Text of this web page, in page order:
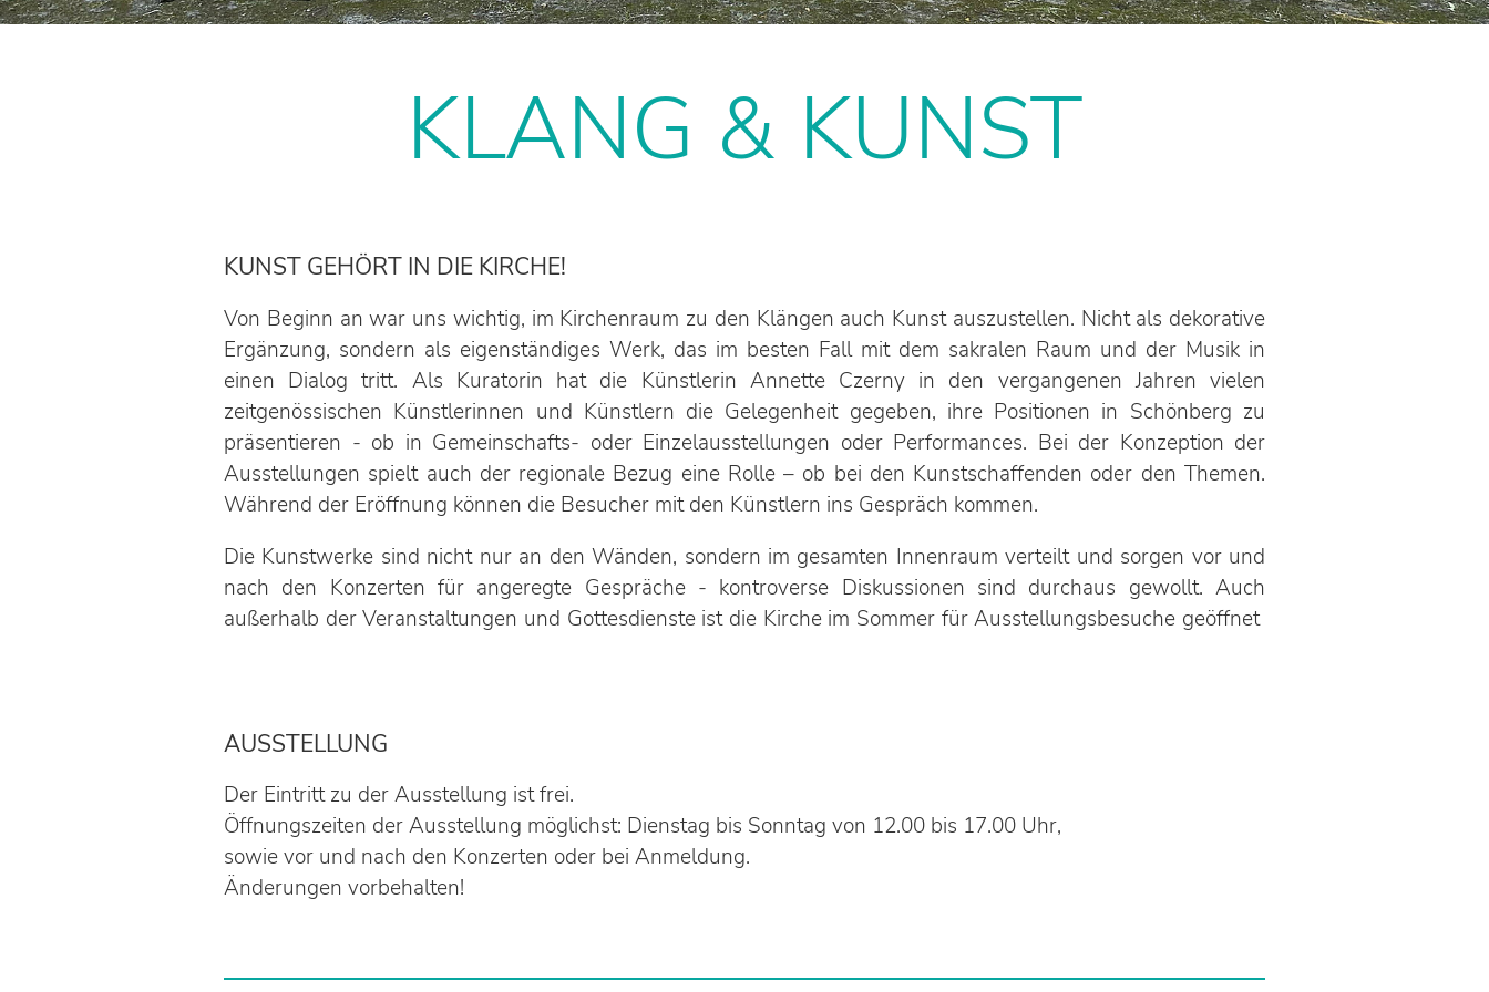
KLANG & KUNST
KUNST GEHÖRT IN DIE KIRCHE!
Von Beginn an war uns wichtig, im Kirchenraum zu den Klängen auch Kunst auszustellen. Nicht als dekorative
Ergänzung, sondern als eigenständiges Werk, das im besten Fall mit dem sakralen Raum und der Musik in
einen Dialog tritt. Als Kuratorin hat die Künstlerin Annette Czerny in den vergangenen Jahren vielen
zeitgenössischen Künstlerinnen und Künstlern die Gelegenheit gegeben, ihre Positionen in Schönberg zu
präsentieren - ob in Gemeinschafts- oder Einzelausstellungen oder Performances. Bei der Konzeption der
Ausstellungen spielt auch der regionale Bezug eine Rolle – ob bei den Kunstschaffenden oder den Themen.
Während der Eröffnung können die Besucher mit den Künstlern ins Gespräch kommen.
Die Kunstwerke sind nicht nur an den Wänden, sondern im gesamten Innenraum verteilt und sorgen vor und
nach den Konzerten für angeregte Gespräche - kontroverse Diskussionen sind durchaus gewollt. Auch
außerhalb der Veranstaltungen und Gottesdienste ist die Kirche im Sommer für Ausstellungsbesuche geöffnet
AUSSTELLUNG
Der Eintritt zu der Ausstellung ist frei.
Öffnungszeiten der Ausstellung möglichst: Dienstag bis Sonntag von 12.00 bis 17.00 Uhr,
sowie vor und nach den Konzerten oder bei Anmeldung.
Änderungen vorbehalten!